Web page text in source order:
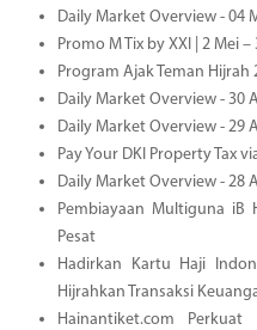
Daily Market Overview - 04
Promo M Tix by XXI | 2 Mei
Program Ajak Teman Hijrah
Daily Market Overview - 30
Daily Market Overview - 29
Pay Your DKI Property Tax
Daily Market Overview - 28
Pembiayaan Multiguna iB
Pesat
Hadirkan Kartu Haji
Hijrahkan Transaksi
Hainantiket.com